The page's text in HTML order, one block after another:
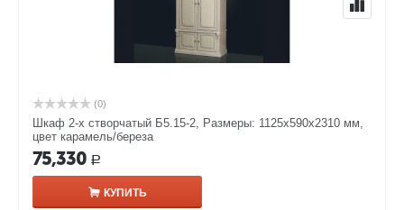
(0)
Шкаф 2-х створчатый Б5.15-2, Размеры: 1125х590х2310 мм,
цвет карамель/береза
75,330 Р
КУПИТЬ